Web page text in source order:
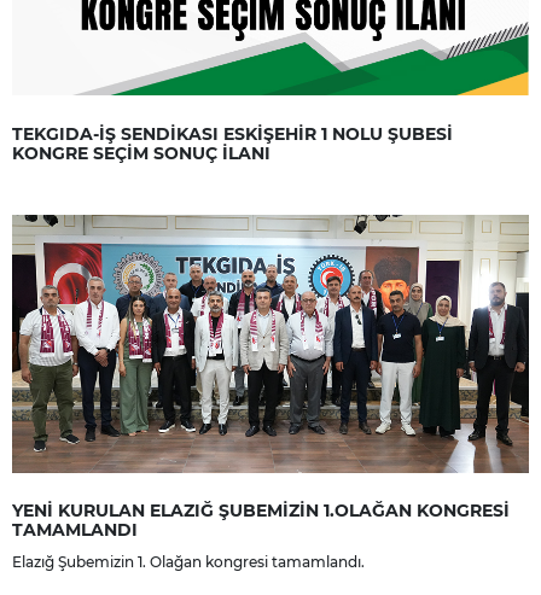
TEKGIDA-İŞ SENDİKASI ESKİŞEHİR 1 NOLU ŞUBESİ
KONGRE SEÇİM SONUÇ İLANI
YENİ KURULAN ELAZIĞ ŞUBEMİZİN 1.OLAĞAN KONGRESİ
TAMAMLANDI
Elazığ Şubemizin 1. Olağan kongresi tamamlandı.